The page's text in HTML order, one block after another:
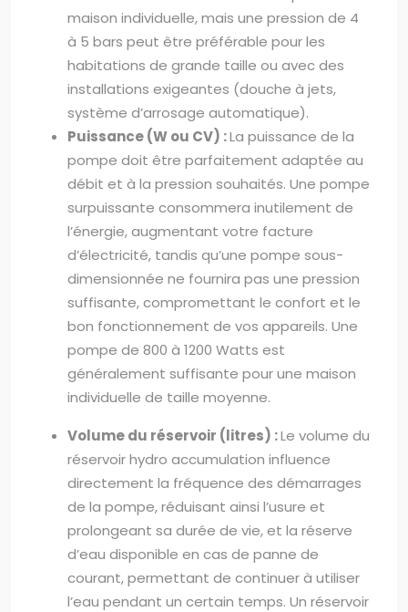
maison individuelle, mais une pression de 4
à 5 bars peut être préférable pour les
habitations de grande taille ou avec des
installations exigeantes (douche à jets,
système d’arrosage automatique).
Puissance (W ou CV) :La puissance de la
pompe doit être parfaitement adaptée au
débit et à la pression souhaités. Une pompe
surpuissante consommera inutilement de
l’énergie, augmentant votre facture
d’électricité, tandis qu’une pompe sous-
dimensionnée ne fournira pas une pression
suffisante, compromettant le confort et le
bon fonctionnement de vos appareils. Une
pompe de 800 à 1200 Watts est
généralement suffisante pour une maison
individuelle de taille moyenne.
Volume du réservoir (litres) :Le volume du
réservoir hydro accumulation influence
directement la fréquence des démarrages
de la pompe, réduisant ainsi l’usure et
prolongeant sa durée de vie, et la réserve
d’eau disponible en cas de panne de
courant, permettant de continuer à utiliser
l’eau pendant un certain temps. Un réservoir